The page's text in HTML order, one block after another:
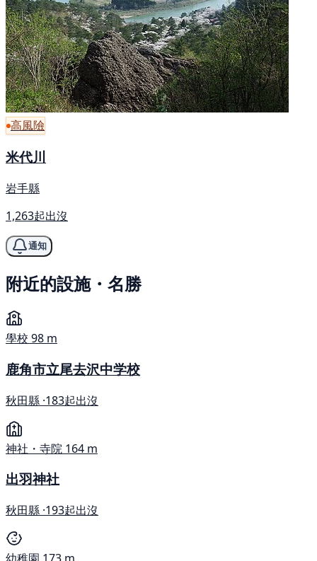
高風險
米代川
岩手縣
1,263起出沒
通知
附近的設施・名勝
學校 98 m
鹿角市立尾去沢中学校
秋田縣 ·183起出沒
神社・寺院 164 m
出羽神社
秋田縣 ·193起出沒